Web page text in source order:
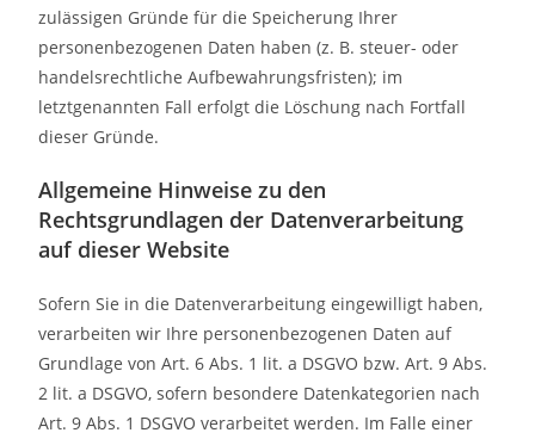
zulässigen Gründe für die Speicherung Ihrer
personenbezogenen Daten haben (z. B. steuer- oder
handelsrechtliche Aufbewahrungsfristen); im
letztgenannten Fall erfolgt die Löschung nach Fortfall
dieser Gründe.
Allgemeine Hinweise zu den
Rechtsgrundlagen der Datenverarbeitung
auf dieser Website
Sofern Sie in die Datenverarbeitung eingewilligt haben,
verarbeiten wir Ihre personenbezogenen Daten auf
Grundlage von Art. 6 Abs. 1 lit. a DSGVO bzw. Art. 9 Abs.
2 lit. a DSGVO, sofern besondere Datenkategorien nach
Art. 9 Abs. 1 DSGVO verarbeitet werden. Im Falle einer